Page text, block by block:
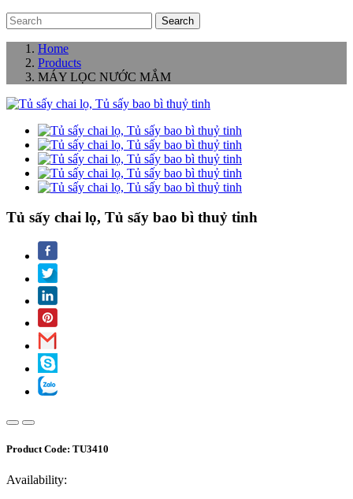
Search
Home
Products
MÁY LỌC NƯỚC MẮM
Tủ sấy chai lọ, Tủ sấy bao bì thuỷ tinh
Product Code: TU3410
Availability: